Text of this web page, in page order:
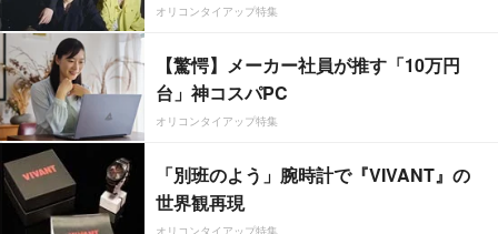
オリコンタイアップ特集
【驚愕】メーカー社員が推す「10万円
台」神コスパPC
オリコンタイアップ特集
「別班のよう」腕時計で『VIVANT』の
世界観再現
オリコンタイアップ特集